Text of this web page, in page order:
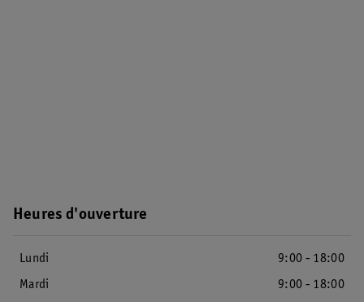
Heures d'ouverture
Lundi
9:00 - 18:00
Mardi
9:00 - 18:00